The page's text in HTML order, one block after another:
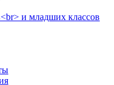
и младших классов